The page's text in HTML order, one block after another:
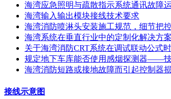
海湾应急照明与疏散指示系统通讯故障
海湾输入输出模块接线技术要求
海湾消防喷淋头安装施工规范，细节把
海湾系统在垂直行业中的定制化解决
关于海湾消防CRT系统在调试联动公式
规定地下车库能否使用感烟探测器——
海湾消防短路或接地故障而引起控制器
接线示意图